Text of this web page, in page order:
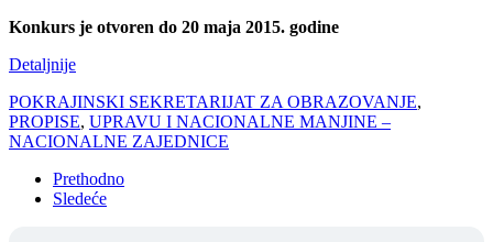
Konkurs je otvoren do 20 maja 2015. godine
Detaljnije
POKRAJINSKI SEKRETARIJAT ZA OBRAZOVANJE,
PROPISE, UPRAVU I NACIONALNE MANJINE –
NACIONALNE ZAJEDNICE
Prethodno
Sledeće